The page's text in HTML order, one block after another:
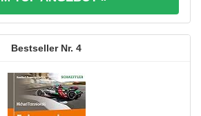
4